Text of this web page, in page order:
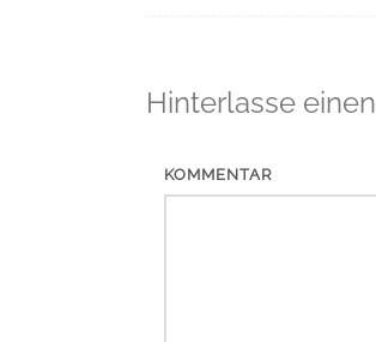
Hinterlasse einen
KOMMENTAR